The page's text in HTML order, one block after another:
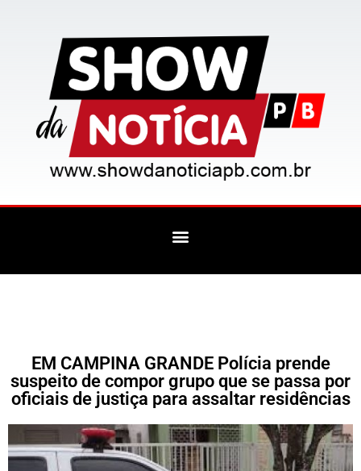
EM CAMPINA GRANDE Polícia prende
suspeito de compor grupo que se passa por
oficiais de justiça para assaltar residências